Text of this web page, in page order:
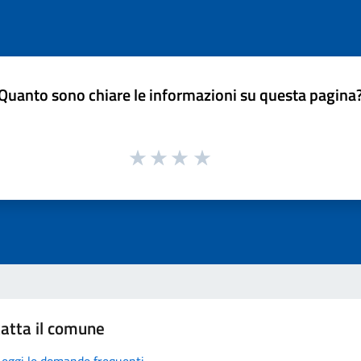
sono chiare le informazioni su questa
il comune